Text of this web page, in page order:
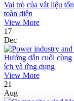
Vai trò của vật liệu
toàn diện
View More
17
Dec
Hướng dẫn cuối cùng
ích và ứng dụng
View More
21
Aug